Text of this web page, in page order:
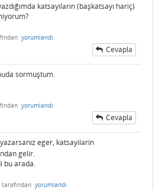
katsayıların (başkatsayı hariç)
yorumlandı
Cevapla
sormuştum.
yorumlandı
Cevapla
eger, katsayilarin
gelir.
bu arada.
tarafından yorumlandı